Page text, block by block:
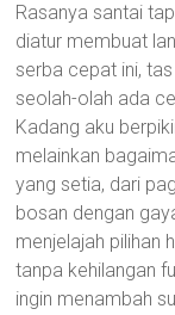
Rasanya santai
diatur membuat
serba cepat ini,
seolah-olah ada
Kadang aku
melainkan
yang setia, dari
bosan dengan
menjelajah pilihan
tanpa kehilangan
ingin menambah